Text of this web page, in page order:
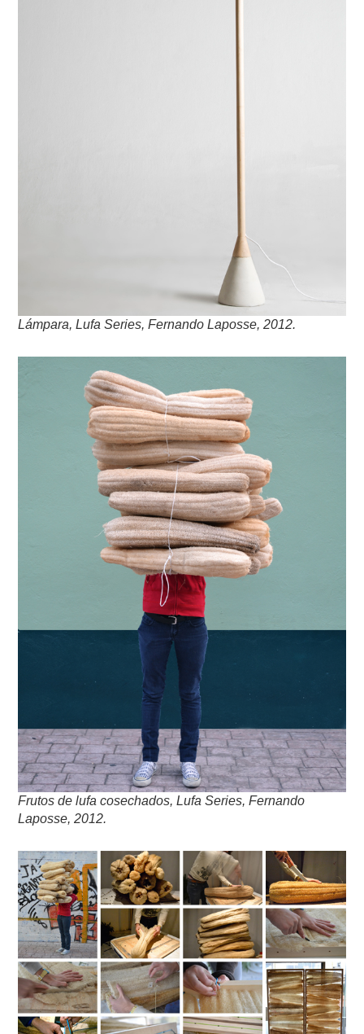
Lámpara, Lufa Series, Fernando Laposse, 2012.
Frutos de lufa cosechados, Lufa Series, Fernando
Laposse, 2012.